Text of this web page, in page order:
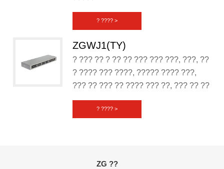
? ???? >
ZGWJ1(TY)
? ??? ?? ? ?? ?? ??? ??? ???, ???, ??
? ???? ??? ????, ????? ???? ???,
??? ?? ??? ?? ???? ??? ??, ??? ?? ??
???? ?????.
? ???? >
ZG ??